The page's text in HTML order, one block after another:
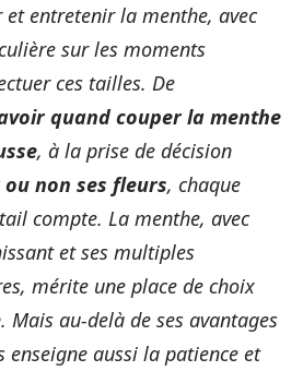
entretenir la menthe, avec
sur les moments
ces tailles. De
quand couper la menthe
, à la prise de décision
non ses fleurs, chaque
compte. La menthe, avec
et ses multiples
mérite une place de choix
Mais au-delà de ses avantages
enseigne aussi la patience et